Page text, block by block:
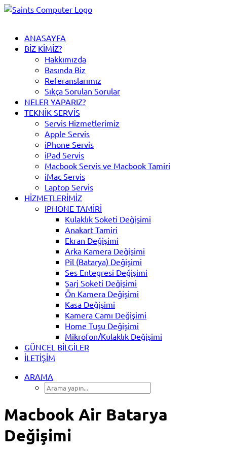
ANASAYFA
BIZ KIMIZ?
Hakkımızda
Basında Biz
Referanslarımız
Sıkça Sorulan Sorular
NELER YAPARIZ?
TEKNIK SERVIS
Servis Hizmetlerimiz
Apple Servis
iPhone Servis
iPad Servis
Macbook Servis ve Macbook Tamiri
iMac Servis
Laptop Servis
HIZMETLERIMIZ
IPHONE TAMIRI
Kulaklık Soketi Değişimi
Anakart Tamiri
Ekran Değişimi
Arka Kamera Değişimi
Pil (Batarya) Değişimi
Ses Entegresi Değişimi
Şarj Soketi Değişimi
Ön Kamera Değişimi
Kasa Değişimi
Kamera Camı Değişimi
Home Tuşu Değişimi
Mikrofon/Kulaklık Değişimi
GÜNCEL BILGILER
İLETIŞIM
ARAMA
Macbook Air Batarya
Değişimi